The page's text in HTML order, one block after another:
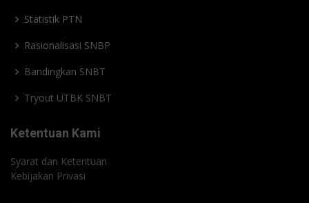
Statistik PTN
Rasionalisasi SNBP
Bandingkan SNBT
Tryout UTBK SNBT
Ketentuan Kami
Syarat dan Ketentuan
Kebijakan Privasi